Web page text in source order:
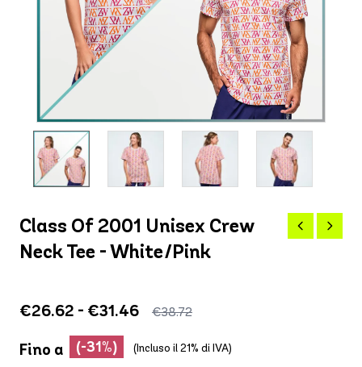
Class Of 2001 Unisex Crew
Neck Tee - White/Pink
€26.62 - €31.46 €38.72
Fino a (-31%) (Incluso il 21% di IVA)